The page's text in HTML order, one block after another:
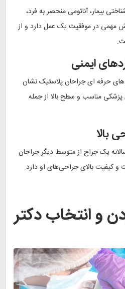
بیمار، آناتومی منحصر به فرد،
مهمی در موفقیت یک عمل دارد و از
ایمنی
حرفه ای جراحان پلاستیک نشان
مناسب و سطح بالا از جمله
بالا
یک جراح از متوسط دیگر جراحان
و کیفیت بالای جراحی‌های او دارد.
و انتخاب دکتر